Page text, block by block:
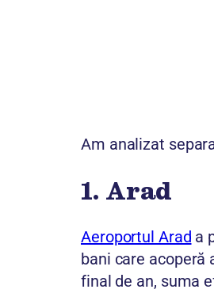
Am analizat
1. Arad
Aeroportul Arad a
bani care
final de an, suma